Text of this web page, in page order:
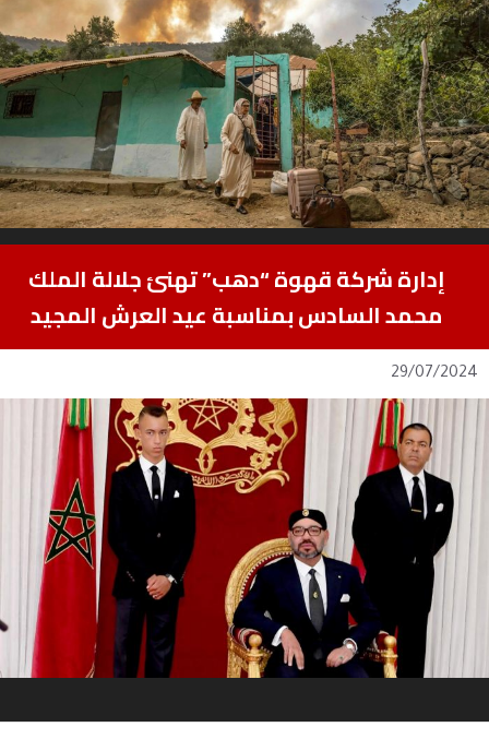
إدارة شركة قهوة “دهب” تهنئ جلالة الملك
محمد السادس بمناسبة عيد العرش المجيد
29/07/2024